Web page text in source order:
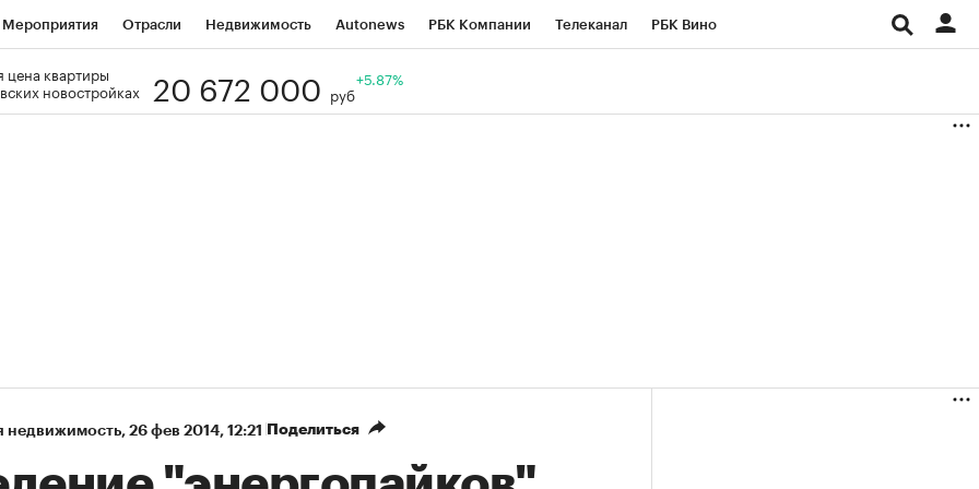
Мероприятия Отрасли Недвижимость Autonews РБК Компании Телеканал РБК Вино
Визионеры
цена квартиры
новостройках
20 672 000 руб
+5.87%
недвижимость⁠, 26 фев 2014, 12:21 Поделиться